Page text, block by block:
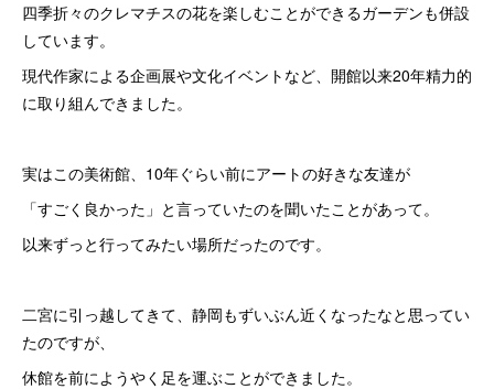
四季折々のクレマチスの花を楽しむことができるガーデンも併設
しています。
現代作家による企画展や文化イベントなど、開館以来20年精力的
に取り組んできました。
実はこの美術館、10年ぐらい前にアートの好きな友達が
「すごく良かった」と言っていたのを聞いたことがあって。
以来ずっと行ってみたい場所だったのです。
二宮に引っ越してきて、静岡もずいぶん近くなったなと思ってい
たのですが、
休館を前にようやく足を運ぶことができました。